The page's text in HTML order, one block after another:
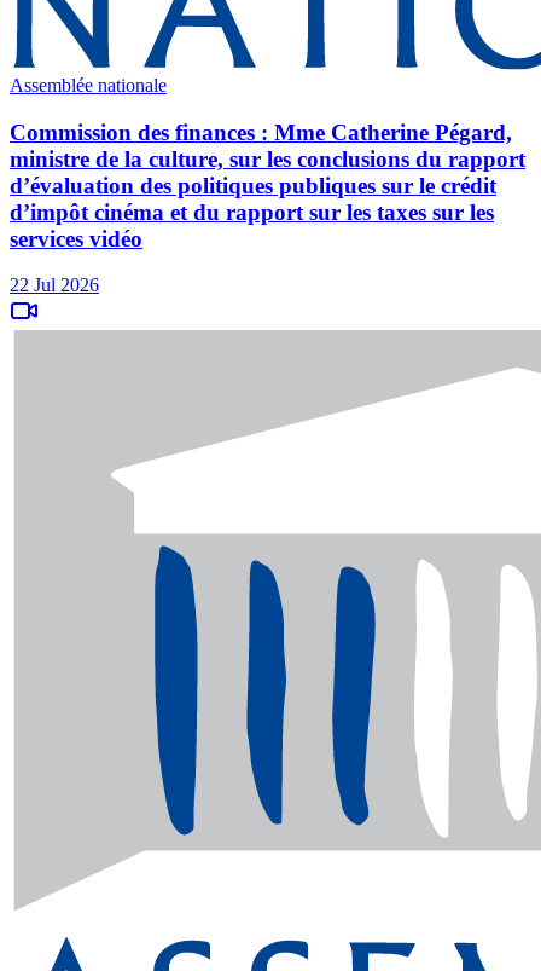
Assemblée nationale
Commission des finances : Mme Catherine Pégard,
ministre de la culture, sur les conclusions du rapport
d’évaluation des politiques publiques sur le crédit
d’impôt cinéma et du rapport sur les taxes sur les
services vidéo
22 Jul 2026